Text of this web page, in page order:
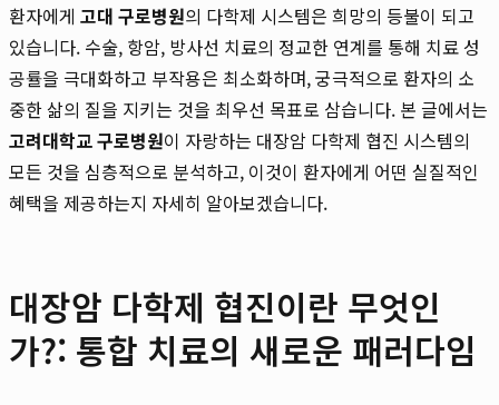
환자에게 고대 구로병원의 다학제 시스템은 희망의 등불이 되고
있습니다. 수술, 항암, 방사선 치료의 정교한 연계를 통해 치료 성
공률을 극대화하고 부작용은 최소화하며, 궁극적으로 환자의 소
중한 삶의 질을 지키는 것을 최우선 목표로 삼습니다. 본 글에서는
고려대학교 구로병원이 자랑하는 대장암 다학제 협진 시스템의
모든 것을 심층적으로 분석하고, 이것이 환자에게 어떤 실질적인
혜택을 제공하는지 자세히 알아보겠습니다.
대장암 다학제 협진이란 무엇인
가?: 통합 치료의 새로운 패러다임